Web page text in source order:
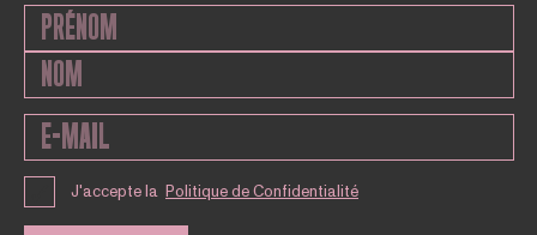
J'accepte la Politique de Confidentialité